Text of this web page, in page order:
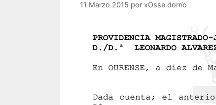
11 Marzo 2015 por xOsse dorrío